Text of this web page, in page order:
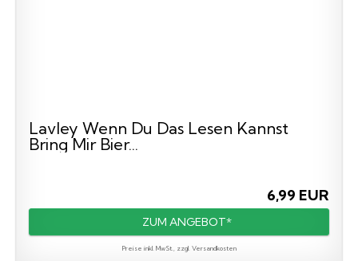
Lavley Wenn Du Das Lesen Kannst
Bring Mir Bier...
6,99 EUR
ZUM ANGEBOT*
Preise inkl. MwSt., zzgl. Versandkosten